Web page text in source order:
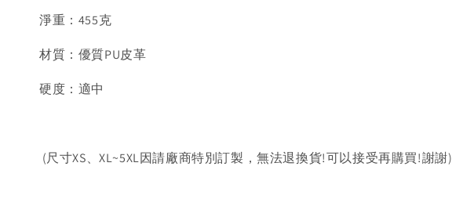
淨重：455克
材質：優質PU皮革
硬度：適中
(尺寸XS、XL~5XL因請廠商特別訂製，無法退換貨!可以接受再購買!謝謝)